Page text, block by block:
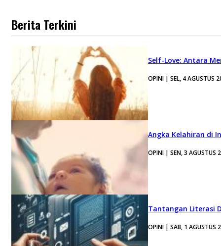
Berita Terkini
Self-Love: Antara
OPINI | SEL, 4 AGUSTUS
Angka Kelahiran di
OPINI | SEN, 3 AGUSTUS
Tantangan Literasi
OPINI | SAB, 1 AGUSTUS